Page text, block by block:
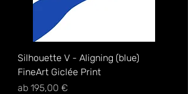
Silhouette V - Aligning (blue)
FineArt Giclée Print
ab 195,00 €
Sale-Preis